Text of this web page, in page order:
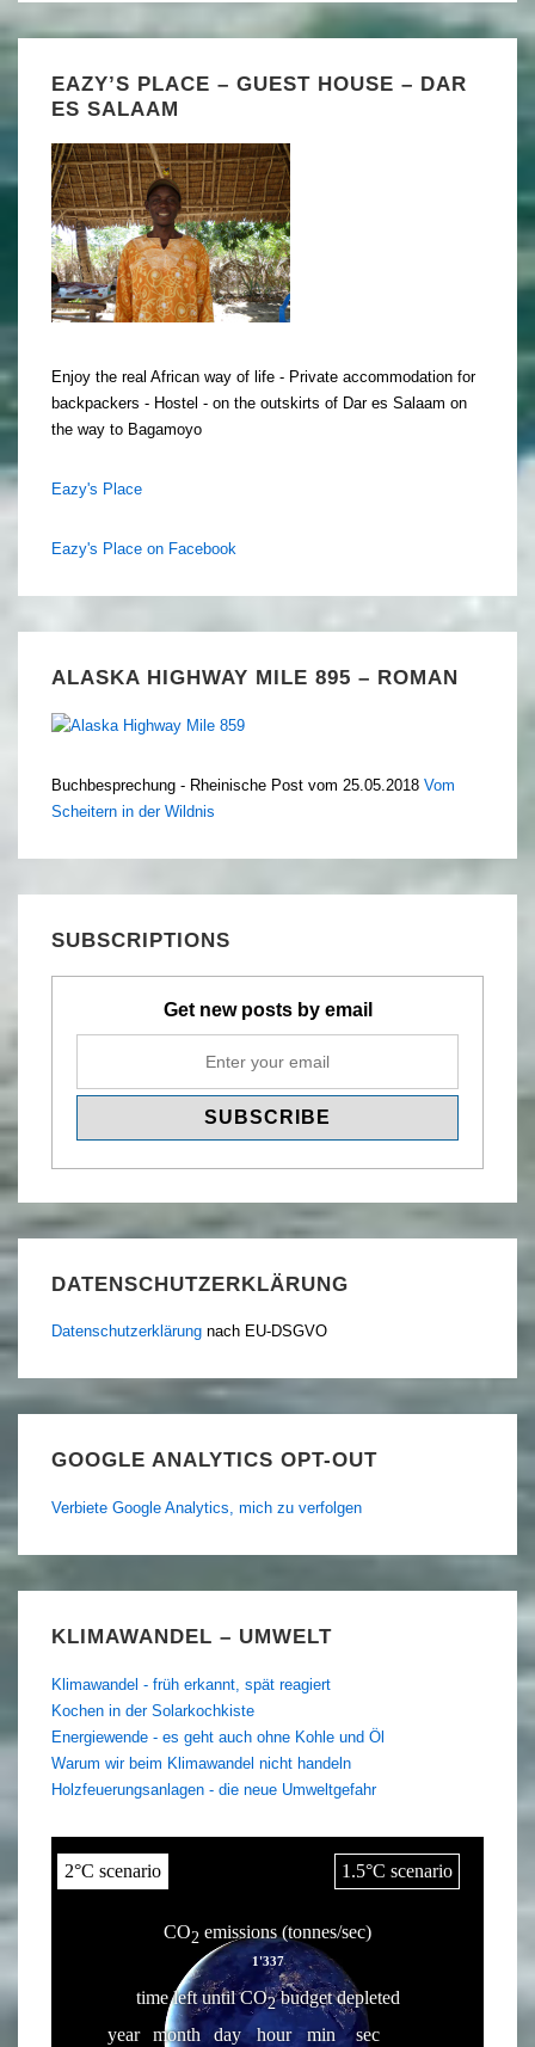
EAZY’S PLACE – GUEST HOUSE – DAR
ES SALAAM
Enjoy the real African way of life - Private accommodation for
backpackers - Hostel - on the outskirts of Dar es Salaam on
the way to Bagamoyo
Eazy's Place
Eazy's Place on Facebook
ALASKA HIGHWAY MILE 895 – ROMAN
Buchbesprechung - Rheinische Post vom 25.05.2018 Vom
Scheitern in der Wildnis
SUBSCRIPTIONS
Get new posts by email
DATENSCHUTZERKLÄRUNG
Datenschutzerklärung nach EU-DSGVO
GOOGLE ANALYTICS OPT-OUT
Verbiete Google Analytics, mich zu verfolgen
KLIMAWANDEL – UMWELT
Klimawandel - früh erkannt, spät reagiert
Kochen in der Solarkochkiste
Energiewende - es geht auch ohne Kohle und Öl
Warum wir beim Klimawandel nicht handeln
Holzfeuerungsanlagen - die neue Umweltgefahr